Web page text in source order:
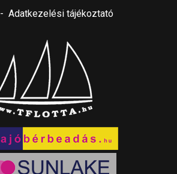
- Adatkezelési tájékoztató